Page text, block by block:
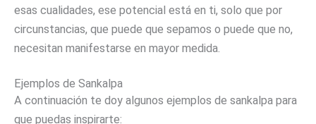
esas cualidades, ese potencial está en ti, solo que por
circunstancias, que puede que sepamos o puede que no,
necesitan manifestarse en mayor medida.
Ejemplos de Sankalpa
A continuación te doy algunos ejemplos de sankalpa para
que puedas inspirarte: